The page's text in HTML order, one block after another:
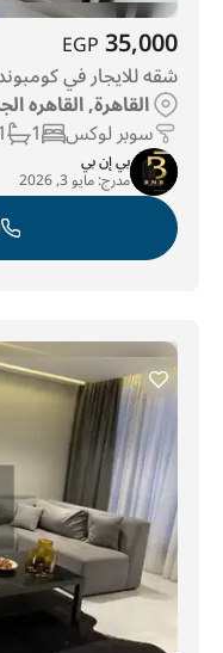
35,000
EGP
شقه للايجار في
القاهرة, القاهره
سوبر لوكس 1
بي إن بي
مدرج:مايو 3, 2026